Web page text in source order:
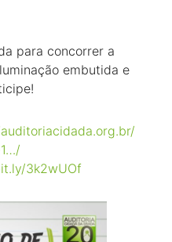
para concorrer a
embutida e
riacidada.org.br/
3k2wUOf